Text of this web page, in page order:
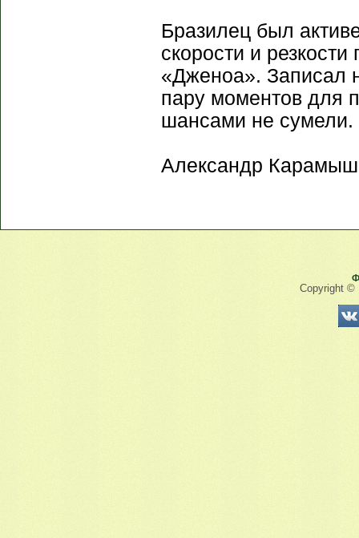
Бразилец был
скорости и
«Дженоа». Записал
пару моментов для
шансами не сумели.
Александр
Copyright ©